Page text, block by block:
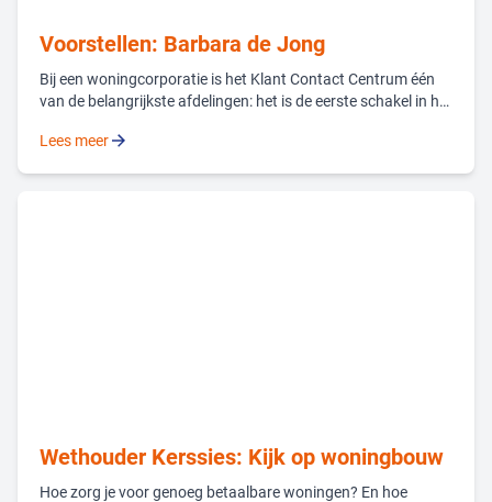
Voorstellen: Barbara de Jong
Bij een woningcorporatie is het Klant Contact Centrum één
van de belangrijkste afdelingen: het is de eerste schakel in het
jaar zorgt Barbara de Jong ervoor dat dit team van 15
Lees meer
Wethouder Kerssies: Kijk op woningbouw
Hoe zorg je voor genoeg betaalbare woningen? En hoe